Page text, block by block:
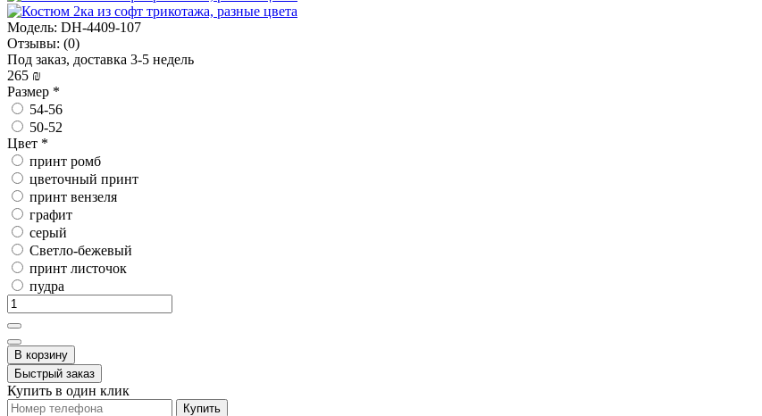
Модель: DH-4409-107
Отзывы: (0)
Под заказ, доставка 3-5 недель
265 ₪
Размер *
54-56
50-52
Цвет *
принт ромб
цветочный принт
принт вензеля
графит
серый
Светло-бежевый
принт листочок
пудра
В корзину
Быстрый заказ
Купить в один клик
Купить